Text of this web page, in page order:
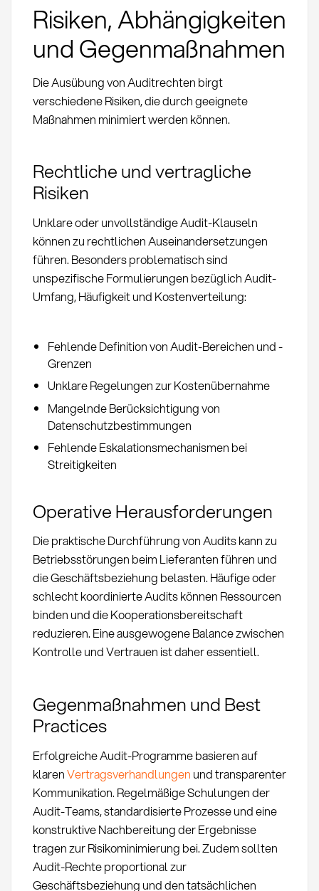
Risiken, Abhängigkeiten
und Gegenmaßnahmen
Die Ausübung von Auditrechten birgt
verschiedene Risiken, die durch geeignete
Maßnahmen minimiert werden können.
Rechtliche und vertragliche
Risiken
Unklare oder unvollständige Audit-Klauseln
können zu rechtlichen Auseinandersetzungen
führen. Besonders problematisch sind
unspezifische Formulierungen bezüglich Audit-
Umfang, Häufigkeit und Kostenverteilung:
Fehlende Definition von Audit-Bereichen und -
Grenzen
Unklare Regelungen zur Kostenübernahme
Mangelnde Berücksichtigung von
Datenschutzbestimmungen
Fehlende Eskalationsmechanismen bei
Streitigkeiten
Operative Herausforderungen
Die praktische Durchführung von Audits kann zu
Betriebsstörungen beim Lieferanten führen und
die Geschäftsbeziehung belasten. Häufige oder
schlecht koordinierte Audits können Ressourcen
binden und die Kooperationsbereitschaft
reduzieren. Eine ausgewogene Balance zwischen
Kontrolle und Vertrauen ist daher essentiell.
Gegenmaßnahmen und Best
Practices
Erfolgreiche Audit-Programme basieren auf
klarenVertragsverhandlungen und transparenter
Kommunikation. Regelmäßige Schulungen der
Audit-Teams, standardisierte Prozesse und eine
konstruktive Nachbereitung der Ergebnisse
tragen zur Risikominimierung bei. Zudem sollten
Audit-Rechte proportional zur
Geschäftsbeziehung und den tatsächlichen